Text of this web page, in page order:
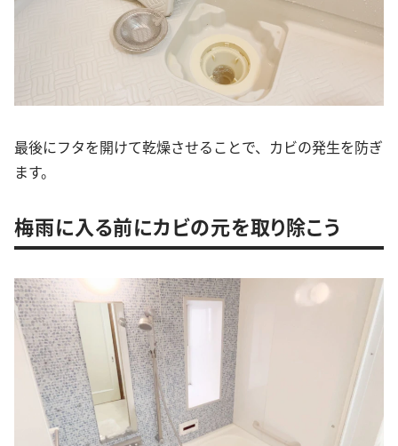
最後にフタを開けて乾燥させることで、カビの発生を防ぎ
ます。
梅雨に入る前にカビの元を取り除こう